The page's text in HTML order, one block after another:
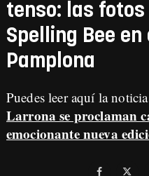
tenso: las fotos
Spelling Bee
Pamplona
Puedes leer aquí la
Larrona se proclaman
emocionante nueva